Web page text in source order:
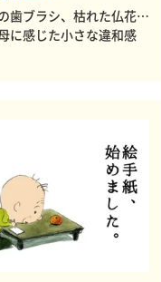
歯ブラシ、枯れた仏花…
に感じた小さな違和感